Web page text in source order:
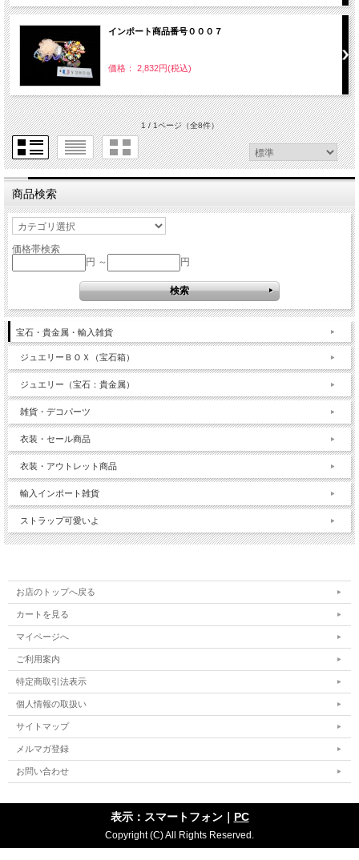
インポート商品番号０００７
価格： 2,832円(税込)
1 / 1ページ（全8件）
商品検索
価格帯検索
円 ～
円
宝石・貴金属・輸入雑貨
ジュエリーＢＯＸ（宝石箱）
ジュエリー（宝石：貴金属）
雑貨・デコパーツ
衣装・セール商品
衣装・アウトレット商品
輸入インポート雑貨
ストラップ可愛いよ
お店のトップへ戻る
カートを見る
マイページへ
ご利用案内
特定商取引法表示
個人情報の取扱い
サイトマップ
メルマガ登録
お問い合わせ
表示：スマートフォン｜ PC
Copyright (C) All Rights Reserved.